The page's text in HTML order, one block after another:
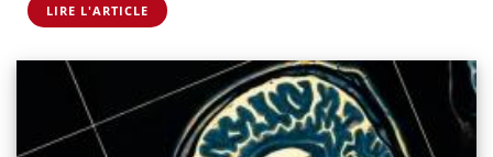
LIRE L'ARTICLE